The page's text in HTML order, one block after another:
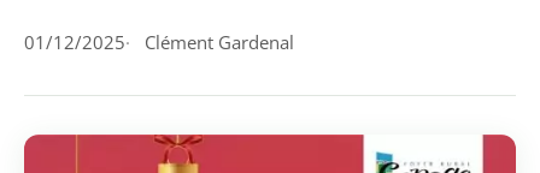
01/12/2025 Clément Gardenal